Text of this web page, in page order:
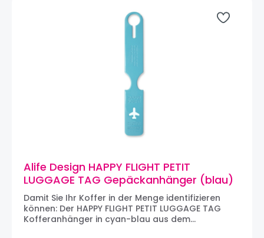
Alife Design HAPPY FLIGHT PETIT
LUGGAGE TAG Gepäckanhänger (blau)
Damit Sie Ihr Koffer in der Menge identifizieren
können: Der HAPPY FLIGHT PETIT LUGGAGE TAG
Kofferanhänger in cyan-blau aus dem